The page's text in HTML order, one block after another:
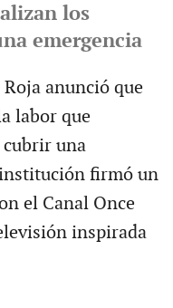
los
emergencia
anunció que
labor que
una
firmó un
el Canal Once
inspirada